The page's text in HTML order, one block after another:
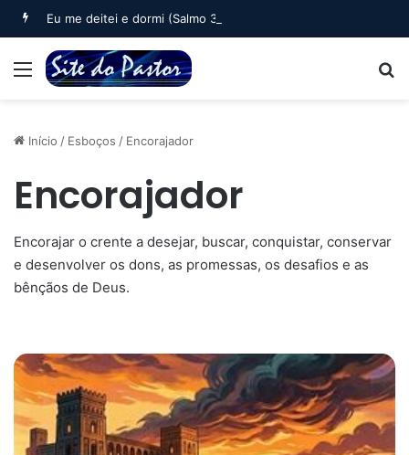
Eu me deitei e dormi (Salmo 3)
Menu
Início / Esboços / Encorajador
Encorajador
Encorajar o crente a desejar, buscar, conquistar, conservar
e desenvolver os dons, as promessas, os desafios e as
bênçãos de Deus.